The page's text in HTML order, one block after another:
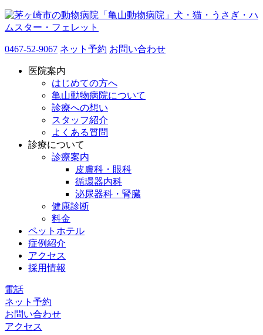
0467-52-9067 ネット予約 お問い合わせ
医院案内
はじめての方へ
亀山動物病院について
診療への想い
スタッフ紹介
よくある質問
診療について
診療案内
皮膚科・眼科
循環器内科
泌尿器科・腎臓
健康診断
料金
ペットホテル
症例紹介
アクセス
採用情報
電話
ネット予約
お問い合わせ
アクセス